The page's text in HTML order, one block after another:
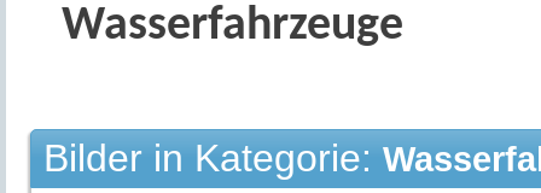
Wasserfahrzeuge
Bilder in Kategorie: